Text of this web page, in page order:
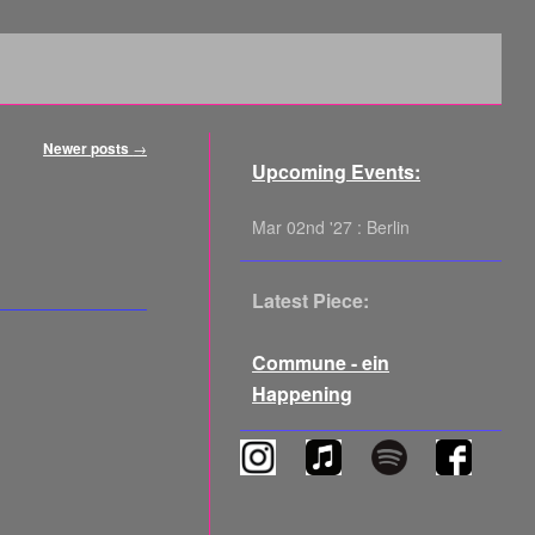
Newer posts →
Upcoming Events:
Mar 02nd '27 : Berlin
Latest Piece:
Commune - ein
Happening